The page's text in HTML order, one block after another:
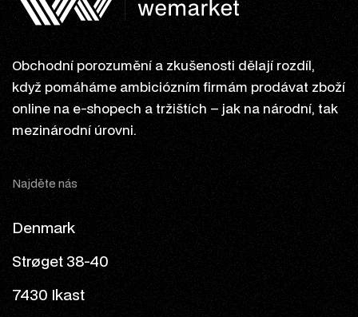
Obchodní porozumění a zkušenosti dělají rozdíl,
když pomáháme ambiciózním firmám prodávat zboží
online na e-shopech a tržištích – jak na národní, tak
mezinárodní úrovni.
Najděte nás
Denmark
Strøget 38-40
7430 Ikast